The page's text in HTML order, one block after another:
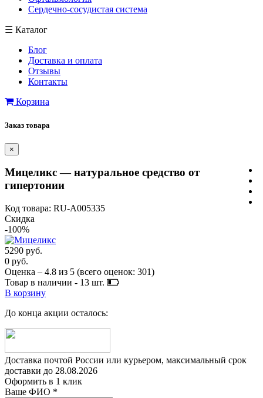
Сердечно-сосудистая система
☰ Каталог
Блог
Доставка и оплата
Отзывы
Контакты
Корзина
Заказ товара
×
Мицеликс — натуральное средство от
гипертонии
Код товара: RU-A005335
Скидка
-100%
5290 руб.
0 руб.
Оценка – 4.8 из 5 (всего оценок: 301)
Товар в наличии - 13 шт.
В корзину
До конца акции осталось:
Доставка почтой России или курьером, максимальный срок
доставки до 28.08.2026
Оформить в 1 клик
Ваше ФИО *